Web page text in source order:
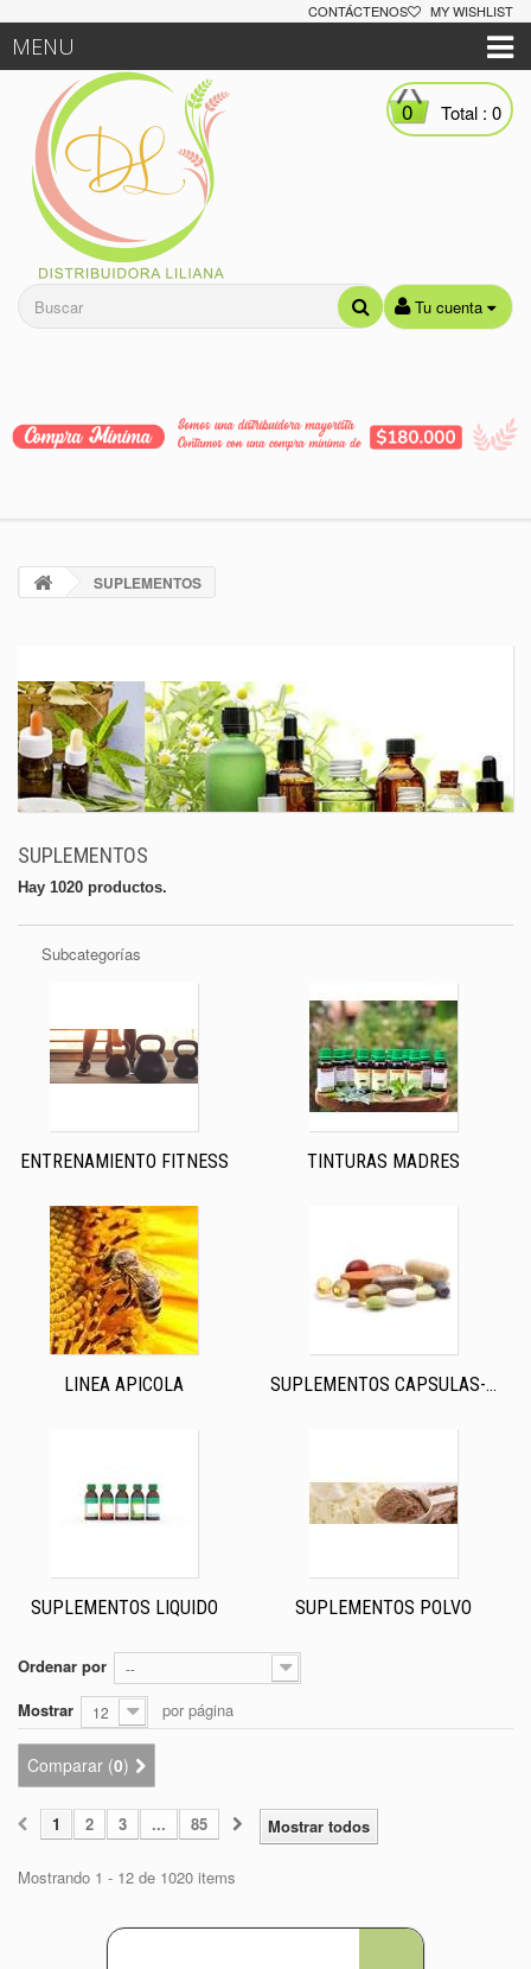
CONTÁCTENOS MY WISHLIST
Tu cuenta
MENU
0 Total : 0
SUPLEMENTOS
SUPLEMENTOS
Hay 1020 productos.
Subcategorías
ENTRENAMIENTO FITNESS TINTURAS MADRES
LINEA APICOLA SUPLEMENTOS CAPSULAS-...
SUPLEMENTOS LIQUIDO SUPLEMENTOS POLVO
Ordenar por --
Mostrar 12 por página
Comparar (0)
Mostrar todos
1 2 3 ... 85
Mostrando 1 - 12 de 1020 items